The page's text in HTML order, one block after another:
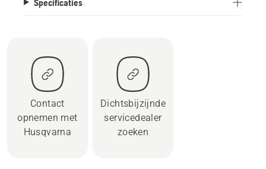
Contact
opnemen met
Husqvarna
Dichtsbijzijnde
servicedealer
zoeken